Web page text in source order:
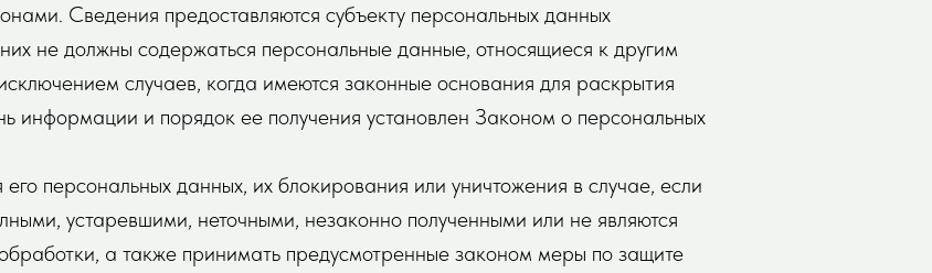
Сведения предоставляются субъекту персональных данных
не должны содержаться персональные данные, относящиеся к другим
случаев, когда имеются законные основания для раскрытия
информации и порядок ее получения установлен Законом о персональных
персональных данных, их блокирования или уничтожения в случае, если
устаревшими, неточными, незаконно полученными или не являются
а также принимать предусмотренные законом меры по защите